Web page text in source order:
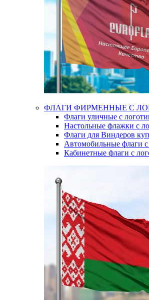
ФЛАГИ ФИРМЕННЫЕ С
Флаги уличные с
Настольные флажки с
Флаги для Виндеров
Автомобильные флаги
Кабинетные флаги с